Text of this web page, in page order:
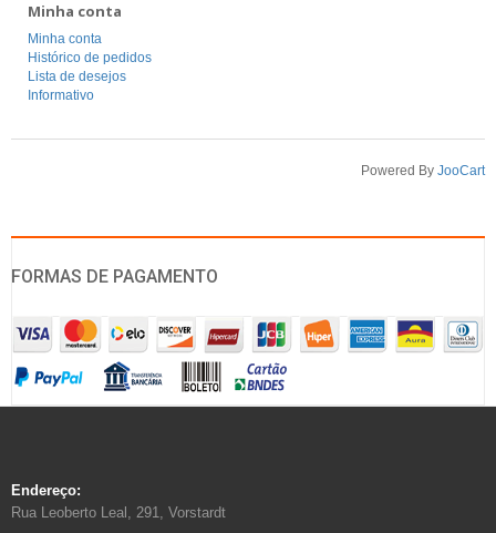
Minha conta
Minha conta
Histórico de pedidos
Lista de desejos
Informativo
Powered By JooCart
FORMAS DE PAGAMENTO
Endereço:
Rua Leoberto Leal, 291, Vorstardt